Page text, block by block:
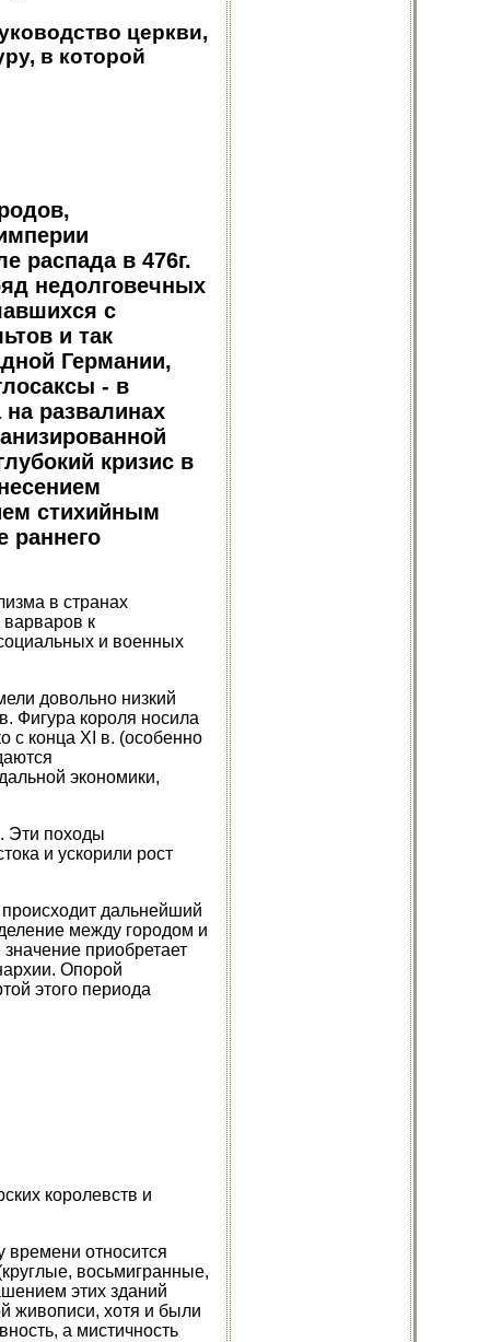
церкви,
в которой
распада в 476г.
недолговечных
с
и так
Германии,
- в
развалинах
кризис в
стихийным
раннего
в странах
к
и военных
довольно низкий
Фигура короля носила
с конца XI в. (особенно
экономики,
Эти походы
и ускорили рост
происходит дальнейший
между городом и
приобретает
Опорой
этого периода
королевств и
времени относится
восьмигранные,
этих зданий
живописи, хотя и были
а мистичность